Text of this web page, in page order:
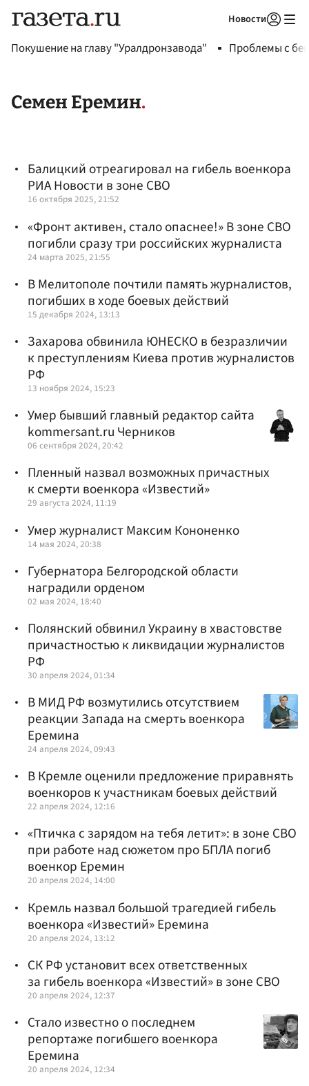
Новости
Покушение на главу "Уралдронзавода" Проблемы с
Семен Еремин
Балицкий отреагировал на гибель военкора
РИА Новости в зоне СВО
16 октября 2025, 21:52
«Фронт активен, стало опаснее!» В зоне СВО
погибли сразу три российских журналиста
24 марта 2025, 21:55
В Мелитополе почтили память журналистов,
погибших в ходе боевых действий
15 декабря 2024, 13:13
Захарова обвинила ЮНЕСКО в безразличии
к преступлениям Киева против журналистов
РФ
13 ноября 2024, 15:23
Умер бывший главный редактор сайта
kommersant.ru Черников
06 сентября 2024, 20:42
Пленный назвал возможных причастных
к смерти военкора «Известий»
29 августа 2024, 11:19
Умер журналист Максим Кононенко
14 мая 2024, 20:38
Губернатора Белгородской области
наградили орденом
02 мая 2024, 18:40
Полянский обвинил Украину в хвастовстве
причастностью к ликвидации журналистов
РФ
30 апреля 2024, 01:34
В МИД РФ возмутились отсутствием
реакции Запада на смерть военкора
Еремина
24 апреля 2024, 09:43
В Кремле оценили предложение приравнять
военкоров к участникам боевых действий
22 апреля 2024, 12:16
«Птичка с зарядом на тебя летит»: в зоне СВО
при работе над сюжетом про БПЛА погиб
военкор Еремин
20 апреля 2024, 14:00
Кремль назвал большой трагедией гибель
военкора «Известий» Еремина
20 апреля 2024, 13:12
СК РФ установит всех ответственных
за гибель военкора «Известий» в зоне СВО
20 апреля 2024, 12:37
Стало известно о последнем
репортаже погибшего военкора
Еремина
20 апреля 2024, 12:34